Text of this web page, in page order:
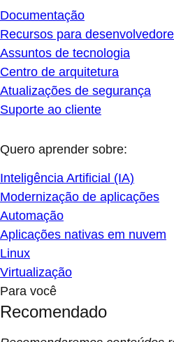
Documentação
Recursos para
Assuntos de tecnologia
Centro de arquitetura
Atualizações de segurança
Suporte ao cliente
Quero aprender sobre:
Inteligência Artificial (IA)
Modernização de aplicações
Automação
Aplicações nativas em nuvem
Linux
Virtualização
Para você
Recomendado